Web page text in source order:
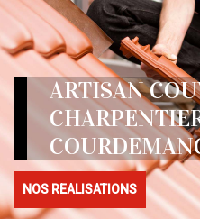
ARTISAN
NOS REALISATIONS